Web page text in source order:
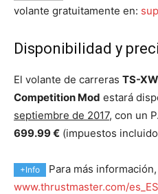
volante gratuitamente en:
Disponibilidad y
El volante de carreras TS-
Competition Mod estará
septiembre de 2017, con un
699.99 € (impuestos
+Info
Para más
www.thrustmaster.com/